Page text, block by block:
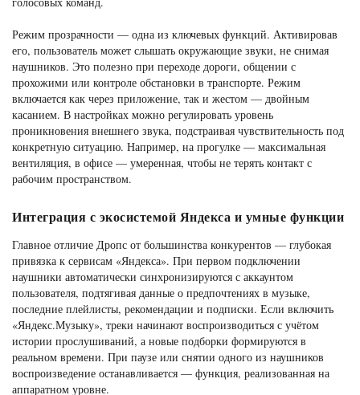
Режим прозрачности — одна из ключевых функций. Активировав
его, пользователь может слышать окружающие звуки, не снимая
наушников. Это полезно при переходе дороги, общении с
прохожими или контроле обстановки в транспорте. Режим
включается как через приложение, так и жестом — двойным
касанием. В настройках можно регулировать уровень
проникновения внешнего звука, подстраивая чувствительность под
конкретную ситуацию. Например, на прогулке — максимальная
вентиляция, в офисе — умеренная, чтобы не терять контакт с
рабочим пространством.
Интеграция с экосистемой Яндекса и умные функции
Главное отличие Дропс от большинства конкурентов — глубокая
привязка к сервисам «Яндекса». При первом подключении
наушники автоматически синхронизируются с аккаунтом
пользователя, подтягивая данные о предпочтениях в музыке,
последние плейлисты, рекомендации и подписки. Если включить
«Яндекс.Музыку», треки начинают воспроизводиться с учётом
истории прослушиваний, а новые подборки формируются в
реальном времени. При паузе или снятии одного из наушников
воспроизведение останавливается — функция, реализованная на
аппаратном уровне.